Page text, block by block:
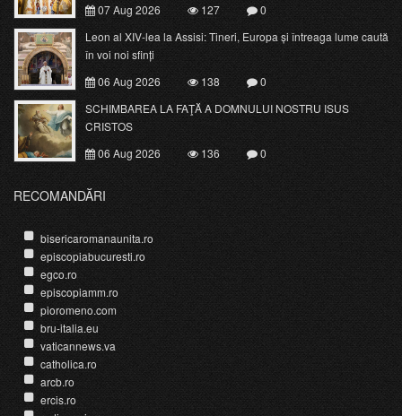
07 Aug 2026
127
0
Leon al XIV-lea la Assisi: Tineri, Europa și întreaga lume caută
în voi noi sfinți
06 Aug 2026
138
0
SCHIMBAREA LA FAŢĂ A DOMNULUI NOSTRU ISUS
CRISTOS
06 Aug 2026
136 0
RECOMANDĂRI
bisericaromanaunita.ro
episcopiabucuresti.ro
egco.ro
episcopiamm.ro
pioromeno.com
bru-italia.eu
vaticannews.va
catholica.ro
arcb.ro
ercis.ro